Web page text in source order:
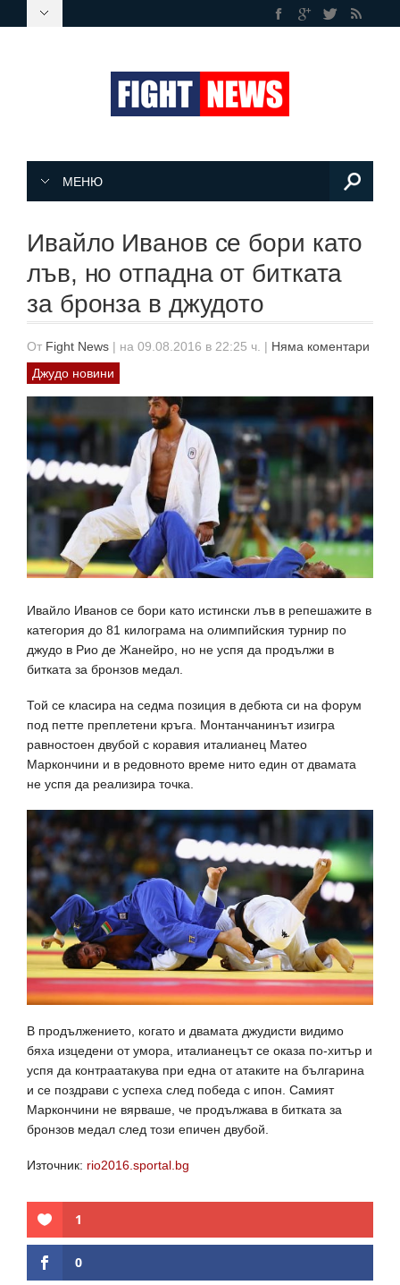
МЕНЮ
Ивайло Иванов се бори като
лъв, но отпадна от битката
за бронза в джудото
От Fight News | на 09.08.2016 в 22:25 ч. | Няма коментари
Джудо новини
Ивайло Иванов се бори като истински лъв в репешажите в
категория до 81 килограма на олимпийския турнир по
джудо в Рио де Жанейро, но не успя да продължи в
битката за бронзов медал.
Той се класира на седма позиция в дебюта си на форум
под петте преплетени кръга. Монтанчанинът изигра
равностоен двубой с коравия италианец Матео
Маркончини и в редовното време нито един от двамата
не успя да реализира точка.
В продължението, когато и двамата джудисти видимо
бяха изцедени от умора, италианецът се оказа по-хитър и
успя да контраатакува при една от атаките на българина
и се поздрави с успеха след победа с ипон. Самият
Маркончини не вярваше, че продължава в битката за
бронзов медал след този епичен двубой.
Източник: rio2016.sportal.bg
1
0